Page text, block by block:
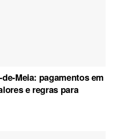
Meia: pagamentos em
e regras para